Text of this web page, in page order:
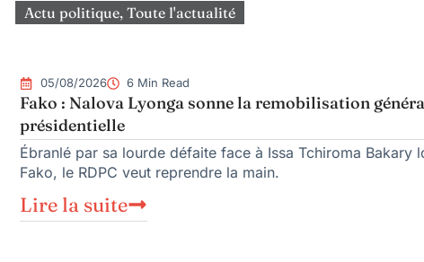
Actu politique, Toute l'actualité
05/08/2026 6 Min Read
Fako : Nalova Lyonga sonne la remobilisation
présidentielle
Ébranlé par sa lourde défaite face à Issa Tchiroma
Fako, le RDPC veut reprendre la main.
Lire la suite